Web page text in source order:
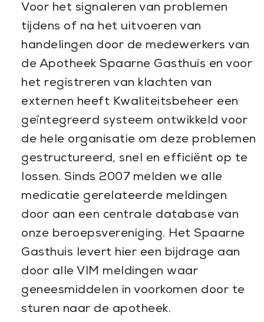
Voor het signaleren van problemen
tijdens of na het uitvoeren van
handelingen door de medewerkers van
de Apotheek Spaarne Gasthuis en voor
het registreren van klachten van
externen heeft Kwaliteitsbeheer een
geïntegreerd systeem ontwikkeld voor
de hele organisatie om deze problemen
gestructureerd, snel en efficiënt op te
lossen. Sinds 2007 melden we alle
medicatie gerelateerde meldingen
door aan een centrale database van
onze beroepsvereniging. Het Spaarne
Gasthuis levert hier een bijdrage aan
door alle VIM meldingen waar
geneesmiddelen in voorkomen door te
sturen naar de apotheek.